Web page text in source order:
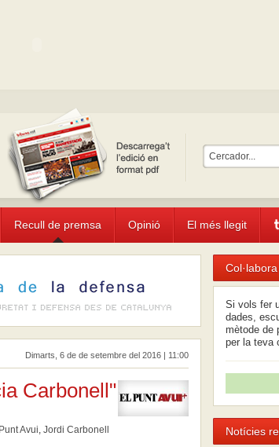
Recull de premsa Opinió El més llegit
Dimarts, 6 de de setembre del 2016 | 11:00
Carbonell"
Punt Avui Jordi Carbonell
Si vols fer
dades,
mètode de
per la teva
Notícies